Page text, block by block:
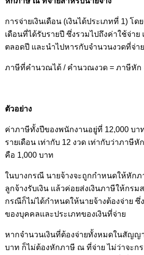
การจ่ายเงินเดือน (เงินได้ประเภทที่ 1) โ
เดือนที่ได้รับรายปี ซึ่งรวมไปถึงค่าใช้จ่า
ตลอดปี และนำไปหารกับจำนวนงวดที่จ่าย
ภาษีที่คำนวณได้ / คำนวณงวด = ภาษีหัก
ตัวอย่าง
ค่าภาษีทั้งปีของพนักงานอยู่ที่ 12,000 บา
รายเดือน เท่ากับ 12 งวด เท่ากับว่าภาษี
คือ 1,000 บาท
ในบางกรณี นายจ้างจะถูกกำหนดให้หัก
ลูกจ้างรับเงิน แล้วค่อยส่งเงินภาษีให้กรม
กรณีก็ไม่ได้กำหนดให้นายจ้างต้องจ่าย ซึ่
ของบุคคลและประเภทของเงินที่จ่าย
หากจำนวนเงินที่ต้องจ่ายทั้งหมดในสัญญ
บาท ก็ไม่ต้องหักภาษี ณ ที่จ่าย ไม่ว่าจะก